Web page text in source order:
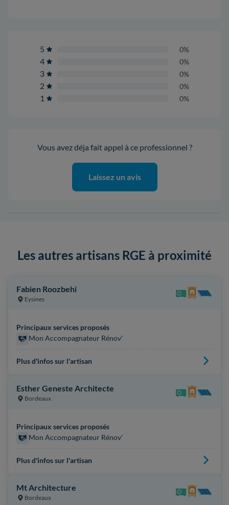
5 0%
4 0%
3 0%
2 0%
1 0%
Vous avez déja fait appel à ce professionnel ?
Laissez un avis
Les autres artisans RGE à proximité
Fabien Roozbehi
Eysines
Principaux services proposés
Mon Accompagnateur Rénov'
Plus d'infos sur l'artisan
Esther Geneste Architecte
Bordeaux
Principaux services proposés
Mon Accompagnateur Rénov'
Plus d'infos sur l'artisan
Mt Architecture
Bordeaux